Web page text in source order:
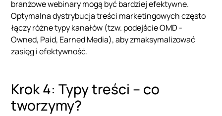
branżowe webinary mogą być bardziej efektywne.
Optymalna dystrybucja treści marketingowych często
łączy różne typy kanałów (tzw. podejście OMD -
Owned, Paid, Earned Media), aby zmaksymalizować
zasięg i efektywność.
Krok 4: Typy treści – co
tworzymy?